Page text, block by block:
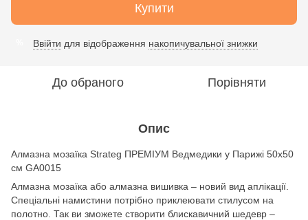
Купити
Ввійти для відображення накопичувальної знижки
До обраного Порівняти
Опис
Алмазна мозаїка Strateg ПРЕМІУМ Ведмедики у Парижі 50х50
см GA0015
Алмазна мозаїка або алмазна вишивка – новий вид аплікації.
Спеціальні намистини потрібно приклеювати стилусом на
полотно. Так ви зможете створити блискавичний шедевр –